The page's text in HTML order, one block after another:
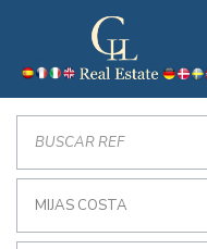
MIJAS COSTA